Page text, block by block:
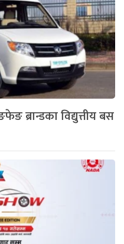
ब्रान्डका विद्युत्तीय बस